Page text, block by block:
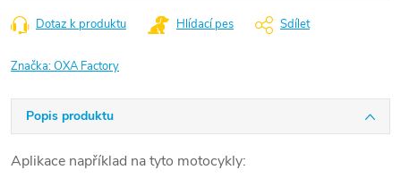
Dotaz k produktu Hlídací pes Sdílet
Značka:OXA Factory
Popis produktu
Aplikace například na tyto motocykly: